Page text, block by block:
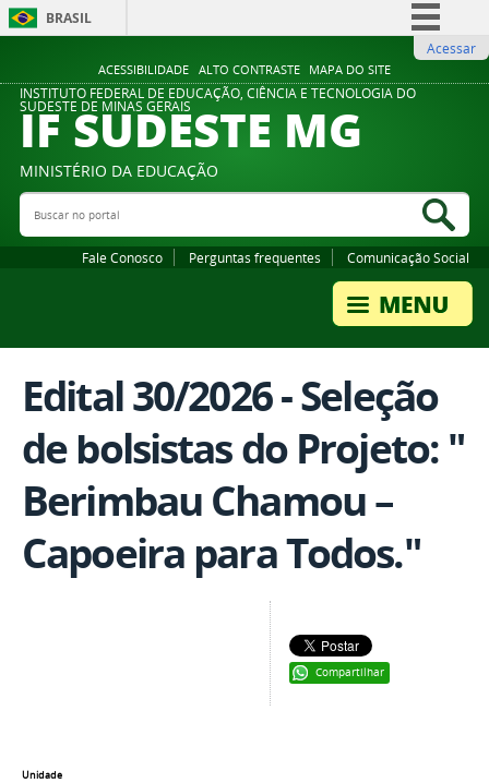
ACESSIBILIDADE ALTO CONTRASTE MAPA DO SITE
BRASIL
Comunica BR
Participe
Legislação
Acessar
INSTITUTO FEDERAL DE EDUCAÇÃO, CIÊNCIA E TECNOLOGIA DO
SUDESTE DE MINAS GERAIS
IF SUDESTE MG
MINISTÉRIO DA EDUCAÇÃO
Buscar no portal
Fale Conosco Perguntas frequentes Comunicação Social
Edital 30/2026 - Seleção
de bolsistas do Projeto: "
Berimbau Chamou –
Capoeira para Todos."
Compartilhar
Unidade